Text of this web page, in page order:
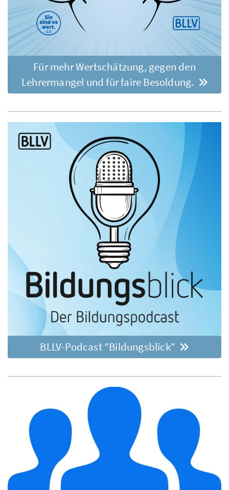
Für mehr Wertschätzung, gegen den
Lehrermangel und für faire Besoldung.
BLLV-Podcast "Bildungsblick"